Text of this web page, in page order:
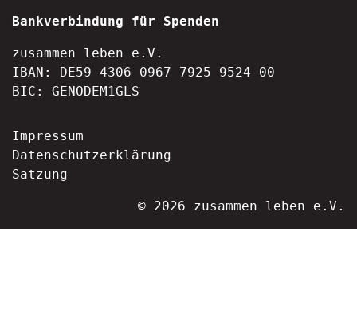
Bankverbindung für Spenden
zusammen leben e.V.
IBAN: DE59 4306 0967 7925 9524 00
BIC: GENODEM1GLS
Impressum
Datenschutzerklärung
Satzung
© 2026 zusammen leben e.V.